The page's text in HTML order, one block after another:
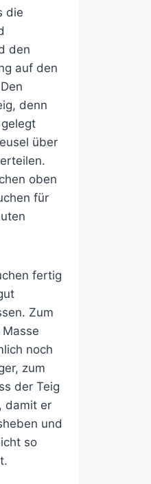
die
den
auf den
denn
über
oben
für
fertig
Zum
noch
zum
der Teig
damit er
und
so